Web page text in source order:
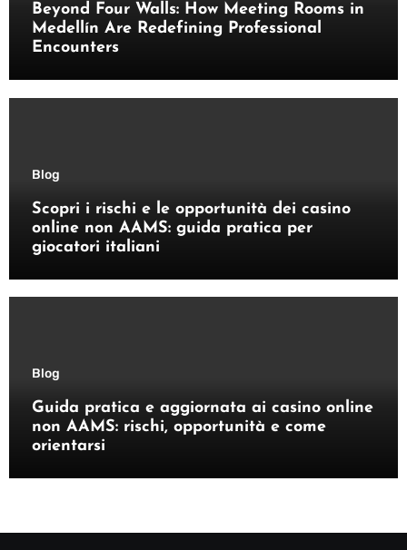
Beyond Four Walls: How Meeting Rooms in
Medellín Are Redefining Professional
Encounters
Blog
Scopri i rischi e le opportunità dei casino
online non AAMS: guida pratica per
giocatori italiani
Blog
Guida pratica e aggiornata ai casino online
non AAMS: rischi, opportunità e come
orientarsi